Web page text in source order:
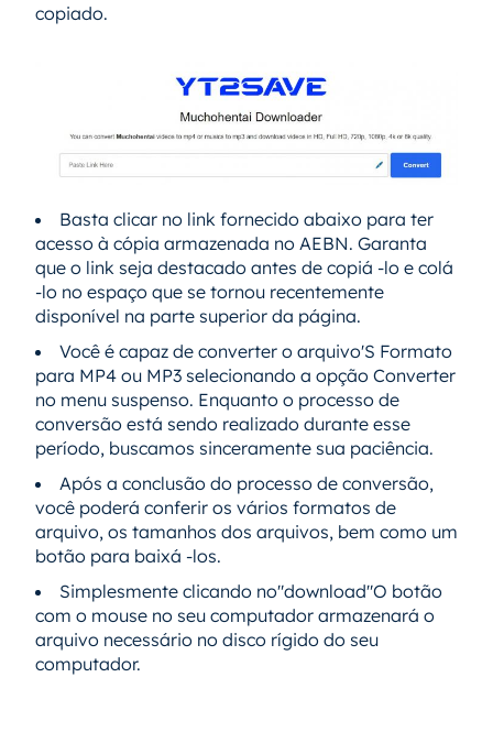
copiado.
Basta clicar no link fornecido abaixo para ter
acesso à cópia armazenada no AEBN. Garanta
que o link seja destacado antes de copiá -lo e colá
-lo no espaço que se tornou recentemente
disponível na parte superior da página.
Você é capaz de converter o arquivo'S Formato
para MP4 ou MP3 selecionando a opção Converter
no menu suspenso. Enquanto o processo de
conversão está sendo realizado durante esse
período, buscamos sinceramente sua paciência.
Após a conclusão do processo de conversão,
você poderá conferir os vários formatos de
arquivo, os tamanhos dos arquivos, bem como um
botão para baixá -los.
Simplesmente clicando no"download"O botão
com o mouse no seu computador armazenará o
arquivo necessário no disco rígido do seu
computador.